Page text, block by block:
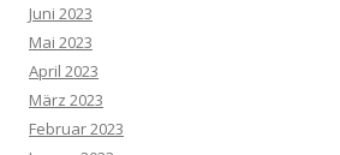
Juni 2023
Mai 2023
April 2023
März 2023
Februar 2023